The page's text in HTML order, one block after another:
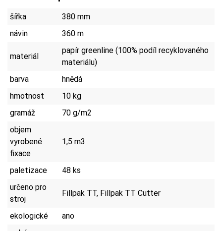
šířka
380 mm
návin
360 m
materiál
papír greenline (100% podíl recyklovaného
materiálu)
barva
hnědá
hmotnost
10 kg
gramáž
70 g/m2
objem
vyrobené
fixace
1,5 m3
paletizace
48 ks
určeno pro
stroj
Fillpak TT, Fillpak TT Cutter
ekologické
ano